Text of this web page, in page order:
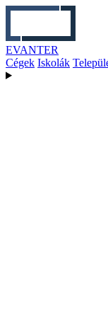
EVANTER
Cégek Iskolák